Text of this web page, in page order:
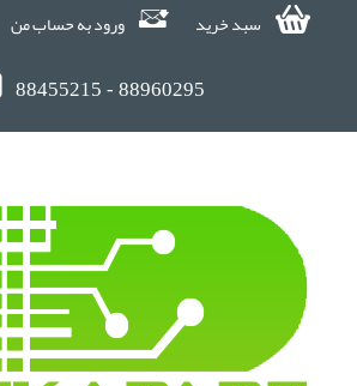
سبد خرید ورود به حساب من
88455215 - 88960295